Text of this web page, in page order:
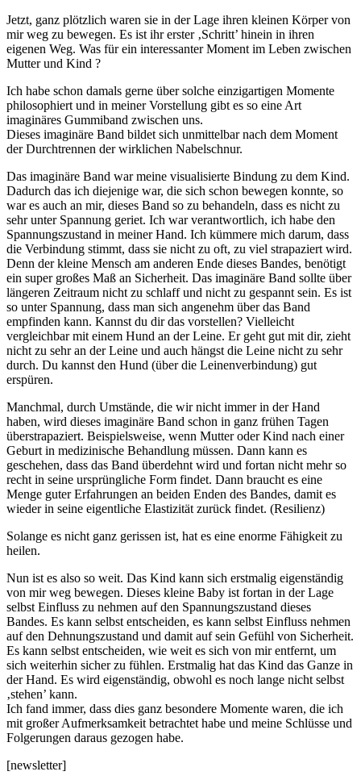
Jetzt, ganz plötzlich waren sie in der Lage ihren kleinen Körper von
mir weg zu bewegen. Es ist ihr erster ‚Schritt’ hinein in ihren
eigenen Weg. Was für ein interessanter Moment im Leben zwischen
Mutter und Kind ?
Ich habe schon damals gerne über solche einzigartigen Momente
philosophiert und in meiner Vorstellung gibt es so eine Art
imaginäres Gummiband zwischen uns.
Dieses imaginäre Band bildet sich unmittelbar nach dem Moment
der Durchtrennen der wirklichen Nabelschnur.
Das imaginäre Band war meine visualisierte Bindung zu dem Kind.
Dadurch das ich diejenige war, die sich schon bewegen konnte, so
war es auch an mir, dieses Band so zu behandeln, dass es nicht zu
sehr unter Spannung geriet. Ich war verantwortlich, ich habe den
Spannungszustand in meiner Hand. Ich kümmere mich darum, dass
die Verbindung stimmt, dass sie nicht zu oft, zu viel strapaziert wird.
Denn der kleine Mensch am anderen Ende dieses Bandes, benötigt
ein super großes Maß an Sicherheit. Das imaginäre Band sollte über
längeren Zeitraum nicht zu schlaff und nicht zu gespannt sein. Es ist
so unter Spannung, dass man sich angenehm über das Band
empfinden kann. Kannst du dir das vorstellen? Vielleicht
vergleichbar mit einem Hund an der Leine. Er geht gut mit dir, zieht
nicht zu sehr an der Leine und auch hängst die Leine nicht zu sehr
durch. Du kannst den Hund (über die Leinenverbindung) gut
erspüren.
Manchmal, durch Umstände, die wir nicht immer in der Hand
haben, wird dieses imaginäre Band schon in ganz frühen Tagen
überstrapaziert. Beispielsweise, wenn Mutter oder Kind nach einer
Geburt in medizinische Behandlung müssen. Dann kann es
geschehen, dass das Band überdehnt wird und fortan nicht mehr so
recht in seine ursprüngliche Form findet. Dann braucht es eine
Menge guter Erfahrungen an beiden Enden des Bandes, damit es
wieder in seine eigentliche Elastizität zurück findet. (Resilienz)
Solange es nicht ganz gerissen ist, hat es eine enorme Fähigkeit zu
heilen.
Nun ist es also so weit. Das Kind kann sich erstmalig eigenständig
von mir weg bewegen. Dieses kleine Baby ist fortan in der Lage
selbst Einfluss zu nehmen auf den Spannungszustand dieses
Bandes. Es kann selbst entscheiden, es kann selbst Einfluss nehmen
auf den Dehnungszustand und damit auf sein Gefühl von Sicherheit.
Es kann selbst entscheiden, wie weit es sich von mir entfernt, um
sich weiterhin sicher zu fühlen. Erstmalig hat das Kind das Ganze in
der Hand. Es wird eigenständig, obwohl es noch lange nicht selbst
‚stehen’ kann.
Ich fand immer, dass dies ganz besondere Momente waren, die ich
mit großer Aufmerksamkeit betrachtet habe und meine Schlüsse und
Folgerungen daraus gezogen habe.
[newsletter]